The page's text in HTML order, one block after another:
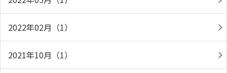
2022年02月（1）
2021年10月（1）